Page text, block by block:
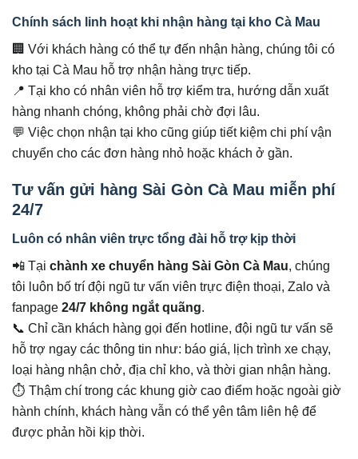
Chính sách linh hoạt khi nhận hàng tại kho Cà Mau
🏢 Với khách hàng có thể tự đến nhận hàng, chúng tôi có
kho tại Cà Mau hỗ trợ nhận hàng trực tiếp.
📍 Tại kho có nhân viên hỗ trợ kiểm tra, hướng dẫn xuất
hàng nhanh chóng, không phải chờ đợi lâu.
💬 Việc chọn nhận tại kho cũng giúp tiết kiệm chi phí vận
chuyển cho các đơn hàng nhỏ hoặc khách ở gần.
Tư vấn gửi hàng Sài Gòn Cà Mau miễn phí
24/7
Luôn có nhân viên trực tổng đài hỗ trợ kịp thời
📲 Tại chành xe chuyển hàng Sài Gòn Cà Mau, chúng
tôi luôn bố trí đội ngũ tư vấn viên trực điện thoại, Zalo và
fanpage 24/7 không ngắt quãng.
📞 Chỉ cần khách hàng gọi đến hotline, đội ngũ tư vấn sẽ
hỗ trợ ngay các thông tin như: báo giá, lịch trình xe chạy,
loại hàng nhận chở, địa chỉ kho, và thời gian nhận hàng.
⏱️ Thậm chí trong các khung giờ cao điểm hoặc ngoài giờ
hành chính, khách hàng vẫn có thể yên tâm liên hệ để
được phản hồi kịp thời.